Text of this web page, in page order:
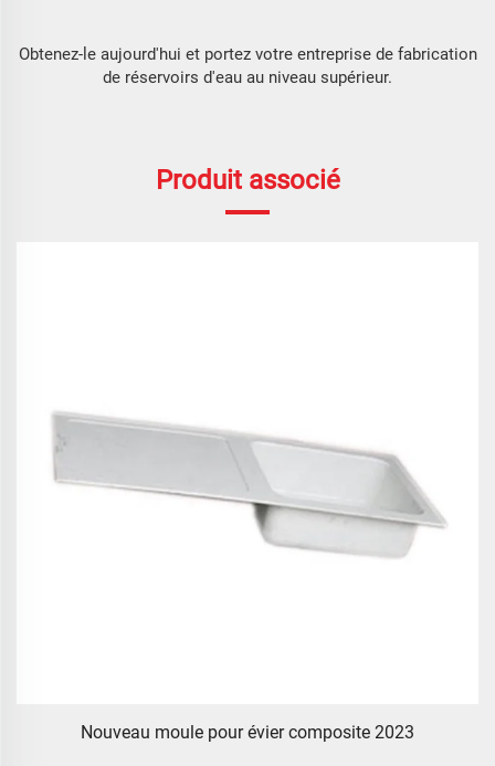
Obtenez-le aujourd'hui et portez votre entreprise de fabrication
de réservoirs d'eau au niveau supérieur.
Produit associé
Nouveau moule pour évier composite 2023